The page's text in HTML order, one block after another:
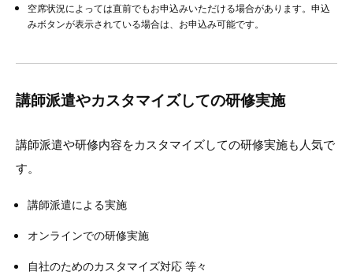
空席状況によっては直前でもお申込みいただける場合があります。申込
みボタンが表示されている場合は、お申込み可能です。
講師派遣やカスタマイズしての研修実施
講師派遣や研修内容をカスタマイズしての研修実施も人気で
す。
講師派遣による実施
オンラインでの研修実施
自社のためのカスタマイズ対応 等々